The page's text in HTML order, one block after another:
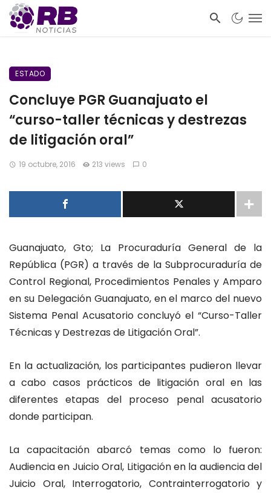
ESTADO
Concluye PGR Guanajuato el
“curso-taller técnicas y destrezas
de litigación oral”
19 octubre, 2016 213 views 0
Guanajuato, Gto; La Procuraduría General de la
República (PGR) a través de la Subprocuraduría de
Control Regional, Procedimientos Penales y Amparo
en su Delegación Guanajuato, en el marco del nuevo
Sistema Penal Acusatorio concluyó el “Curso-Taller
Técnicas y Destrezas de Litigación Oral”.
En la actualización, los participantes pudieron llevar
a cabo casos prácticos de litigación oral en las
diferentes etapas del proceso penal acusatorio
donde participan.
La capacitación abarcó temas como lo fueron:
Audiencia en Juicio Oral, Litigación en la audiencia del
Juicio Oral, Interrogatorio, Contrainterrogatorio y